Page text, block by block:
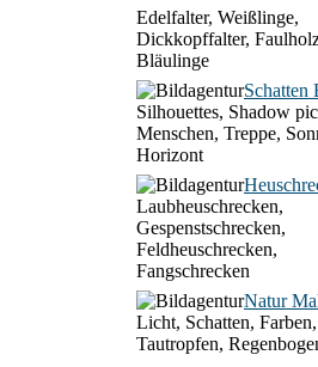
Edelfalter, Weißlinge,
Dickkopffalter,
Bläulinge
Schatten
Silhouettes, Shadow
Menschen, Treppe,
Horizont
Laubheuschrecken,
Gespenstschrecken,
Feldheuschrecken,
Fangschrecken
Natur
Licht, Schatten,
Tautropfen,